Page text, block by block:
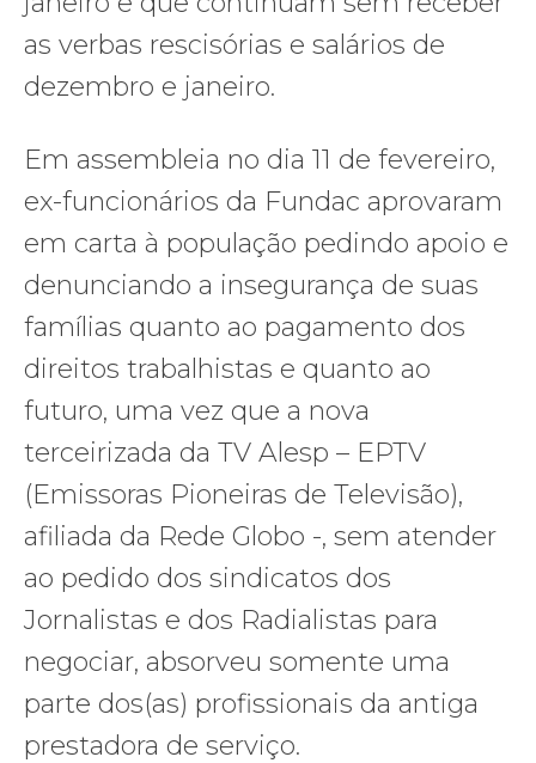
as verbas rescisórias e salários de
dezembro e janeiro.
Em assembleia no dia 11 de fevereiro,
ex-funcionários da Fundac aprovaram
em carta à população pedindo apoio e
denunciando a insegurança de suas
famílias quanto ao pagamento dos
direitos trabalhistas e quanto ao
futuro, uma vez que a nova
terceirizada da TV Alesp – EPTV
(Emissoras Pioneiras de Televisão),
afiliada da Rede Globo -, sem atender
ao pedido dos sindicatos dos
Jornalistas e dos Radialistas para
negociar, absorveu somente uma
parte dos(as) profissionais da antiga
prestadora de serviço.